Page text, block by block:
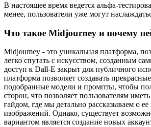
В настоящее время ведется альфа-
менее, пользователи уже могут
Что такое Midjourney и почему
Midjourney - это уникальная платформа,
легко спутать с искусством, созданным
доступ к Dall-E закрыт для публичного
платформа позволяет создавать
подобранные модели и промпты, чтобы
сторон, что позволяет пользователям
гайдом, где мы детально рассказываем о
изображений. Однако, существует
вариантом является создание новых